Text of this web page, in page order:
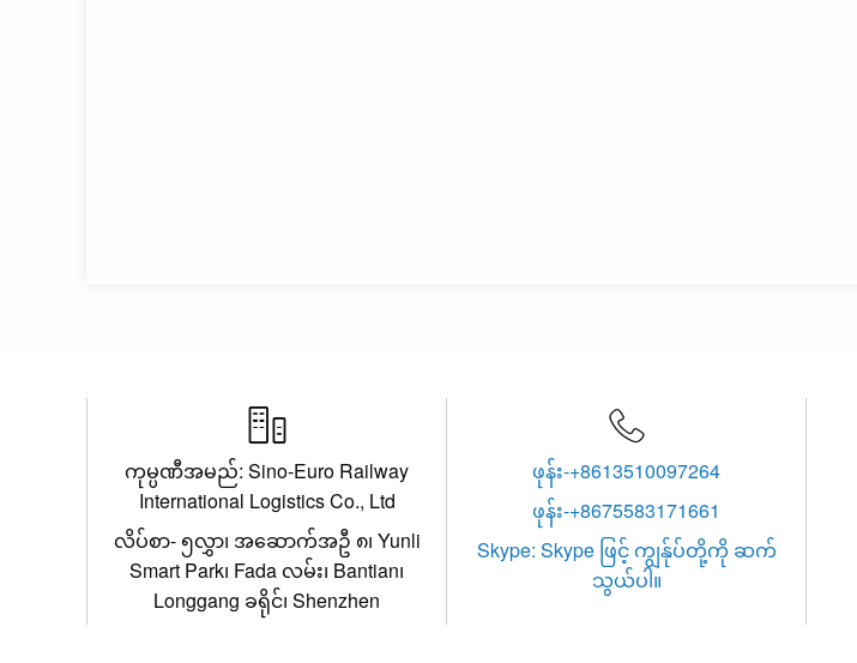

ကုမ္ပဏီအမည်: Sino-Euro Railway
International Logistics Co., Ltd
လိပ်စာ- ၅လွှာ၊ အဆောက်အဦ ၈၊ Yunli
Smart Park၊ Fada လမ်း၊ Bantian၊
Longgang ခရိုင်၊ Shenzhen

ဖုန်း-+8613510097264
ဖုန်း-+8675583171661
Skype: Skype ဖြင့် ကျွန်ုပ်တို့ကို ဆက်
သွယ်ပါ။